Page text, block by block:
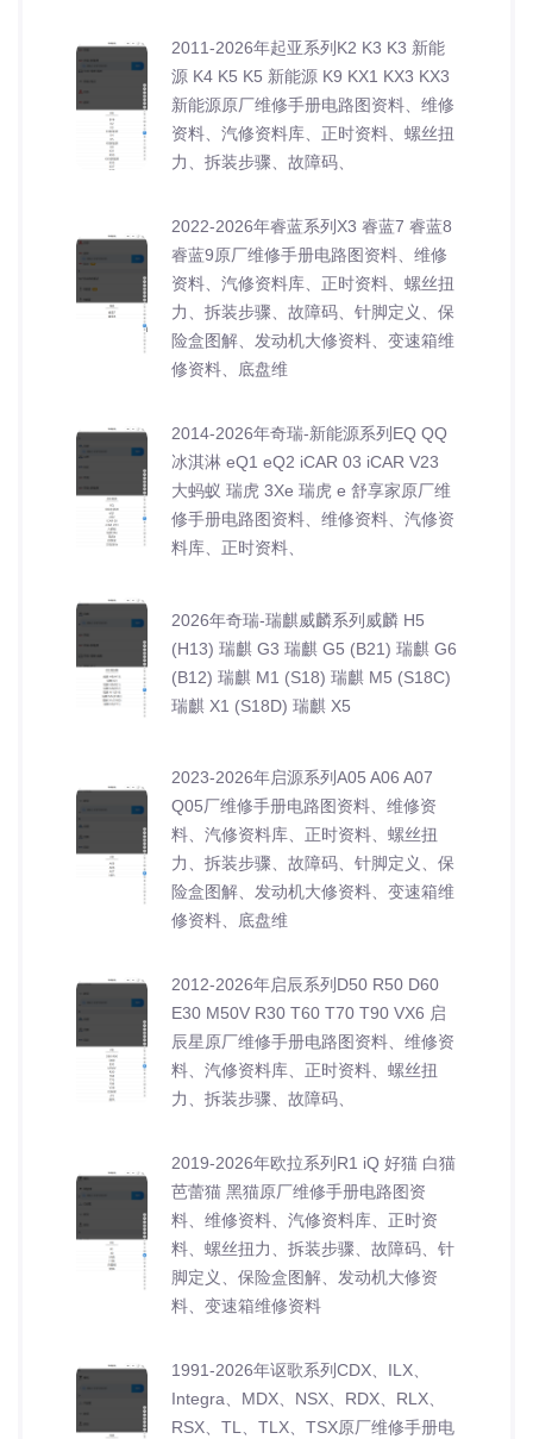
2011-2026年起亚系列K2 K3 K3 新能
源 K4 K5 K5 新能源 K9 KX1 KX3 KX3
新能源原厂维修手册电路图资料、维修
资料、汽修资料库、正时资料、螺丝扭
力、拆装步骤、故障码、
2022-2026年睿蓝系列X3 睿蓝7 睿蓝8
睿蓝9原厂维修手册电路图资料、维修
资料、汽修资料库、正时资料、螺丝扭
力、拆装步骤、故障码、针脚定义、保
险盒图解、发动机大修资料、变速箱维
修资料、底盘维
2014-2026年奇瑞-新能源系列EQ QQ
冰淇淋 eQ1 eQ2 iCAR 03 iCAR V23
大蚂蚁 瑞虎 3Xe 瑞虎 e 舒享家原厂维
修手册电路图资料、维修资料、汽修资
料库、正时资料、
2026年奇瑞-瑞麒威麟系列威麟 H5
(H13) 瑞麒 G3 瑞麒 G5 (B21) 瑞麒 G6
(B12) 瑞麒 M1 (S18) 瑞麒 M5 (S18C)
瑞麒 X1 (S18D) 瑞麒 X5
2023-2026年启源系列A05 A06 A07
Q05厂维修手册电路图资料、维修资
料、汽修资料库、正时资料、螺丝扭
力、拆装步骤、故障码、针脚定义、保
险盒图解、发动机大修资料、变速箱维
修资料、底盘维
2012-2026年启辰系列D50 R50 D60
E30 M50V R30 T60 T70 T90 VX6 启
辰星原厂维修手册电路图资料、维修资
料、汽修资料库、正时资料、螺丝扭
力、拆装步骤、故障码、
2019-2026年欧拉系列R1 iQ 好猫 白猫
芭蕾猫 黑猫原厂维修手册电路图资
料、维修资料、汽修资料库、正时资
料、螺丝扭力、拆装步骤、故障码、针
脚定义、保险盒图解、发动机大修资
料、变速箱维修资料
1991-2026年讴歌系列CDX、ILX、
Integra、MDX、NSX、RDX、RLX、
RSX、TL、TLX、TSX原厂维修手册电